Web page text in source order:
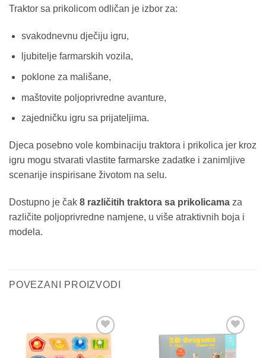
Traktor sa prikolicom odličan je izbor za:
svakodnevnu dječiju igru,
ljubitelje farmarskih vozila,
poklone za mališane,
maštovite poljoprivredne avanture,
zajedničku igru sa prijateljima.
Djeca posebno vole kombinaciju traktora i prikolica jer kroz
igru mogu stvarati vlastite farmarske zadatke i zanimljive
scenarije inspirisane životom na selu.
Dostupno je čak 8 različitih traktora sa prikolicama za
različite poljoprivredne namjene, u više atraktivnih boja i
modela.
POVEZANI PROIZVODI
Sačuvaj
proizvod
Sačuvaj
proizvod